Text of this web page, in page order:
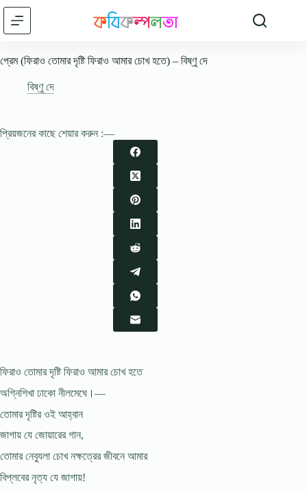
Skip
content
প্রেম (ফিরাও তোমার দৃষ্টি ফিরাও আমার চোখ হতে) – বিষ্ণু দে
বিষ্ণু দে
প্রিয়জনের কাছে শেয়ার করুন :—
ফিরাও তোমার দৃষ্টি ফিরাও আমার চোখ হতে
অগ্নিশিখা ঢাকো নীলমেঘে।—
তোমার দৃষ্টির ওই আহ্বান
জাগায় যে জোয়ারের গান,
তোমার নেব্যুলা চোখ নক্ষত্রের জীবনে আমার
বিপ্লবের নৃত্য যে জাগায়!